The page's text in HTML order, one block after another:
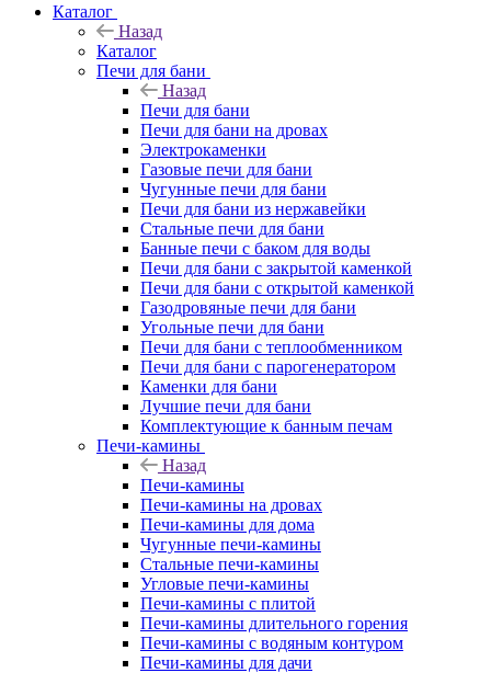
Каталог
Назад
Каталог
Печи для бани
Назад
Печи для бани
Печи для бани на дровах
Электрокаменки
Газовые печи для бани
Чугунные печи для бани
Печи для бани из нержавейки
Стальные печи для бани
Банные печи с баком для воды
Печи для бани с закрытой каменкой
Печи для бани с открытой каменкой
Газодровяные печи для бани
Угольные печи для бани
Печи для бани с теплообменником
Печи для бани с парогенератором
Каменки для бани
Лучшие печи для бани
Комплектующие к банным печам
Печи-камины
Назад
Печи-камины
Печи-камины на дровах
Печи-камины для дома
Чугунные печи-камины
Стальные печи-камины
Угловые печи-камины
Печи-камины с плитой
Печи-камины длительного горения
Печи-камины с водяным контуром
Печи-камины для дачи